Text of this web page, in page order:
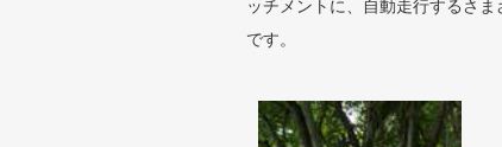
ッチメントに、自動走行するさ
です。